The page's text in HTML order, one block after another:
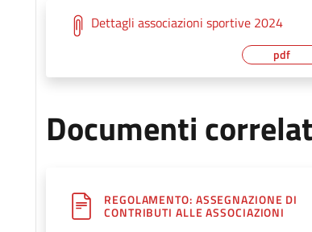
Dettagli associazioni sportive 2024
pdf
Documenti
REGOLAMENTO: ASSEGNAZIONE DI
CONTRIBUTI ALLE ASSOCIAZIONI